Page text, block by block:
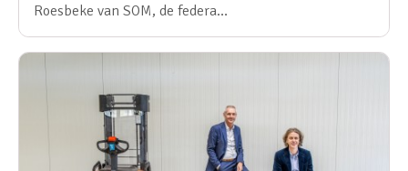
Roesbeke van SOM, de federa…